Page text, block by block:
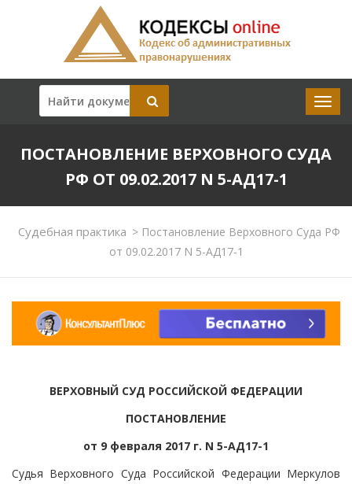
ПОСТАНОВЛЕНИЕ ВЕРХОВНОГО СУДА
РФ ОТ 09.02.2017 N 5-АД17-1
Судебная практика >Постановление Верховного Суда РФ
от 09.02.2017 N 5-АД17-1
ВЕРХОВНЫЙ СУД РОССИЙСКОЙ ФЕДЕРАЦИИ
ПОСТАНОВЛЕНИЕ
от 9 февраля 2017 г. N 5-АД17-1
Судья Верховного Суда Российской Федерации Меркулов